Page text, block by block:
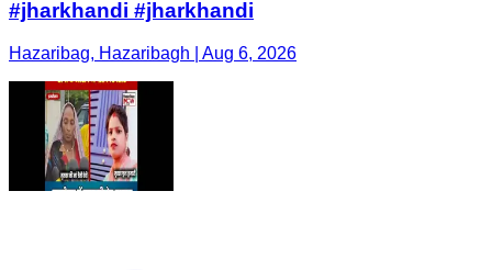
#jharkhandi #jharkhandi
Hazaribag, Hazaribagh | Aug 6, 2026